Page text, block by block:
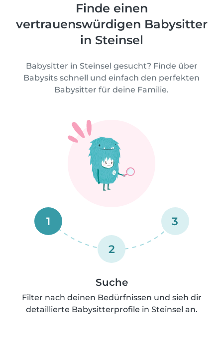
Finde einen
vertrauenswürdigen Babysitter
in Steinsel
Babysitter in Steinsel gesucht? Finde über
Babysits schnell und einfach den perfekten
Babysitter für deine Familie.
1
2
3
Suche
Filter nach deinen Bedürfnissen und sieh dir
detaillierte Babysitterprofile in Steinsel an.